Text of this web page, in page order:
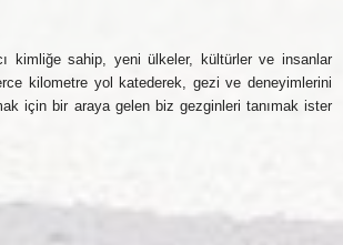
kimliğe sahip, yeni ülkeler, kültürler ve insanlar
kilometre yol katederek, gezi ve deneyimlerini
için bir araya gelen biz gezginleri tanımak ister